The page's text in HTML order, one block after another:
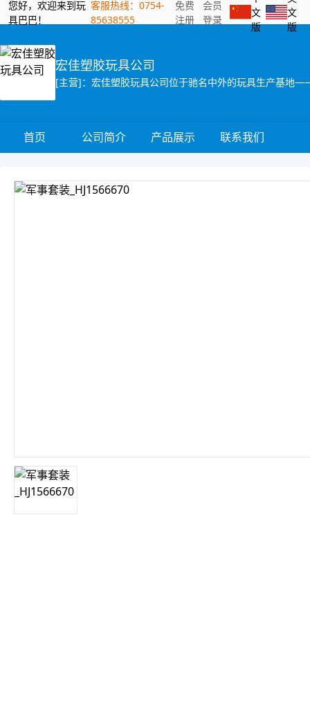
您好，欢迎来到玩
具巴巴！
客服热线：0754-
85638555
免费
注册
会员
登录
文
版
文
版
宏佳塑胶玩具公司
首页 公司简介 产品展示 联系我们